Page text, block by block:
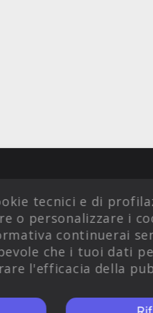
tecnici e di
o personalizzare i
continuerai
che i tuoi dati
l'efficacia della